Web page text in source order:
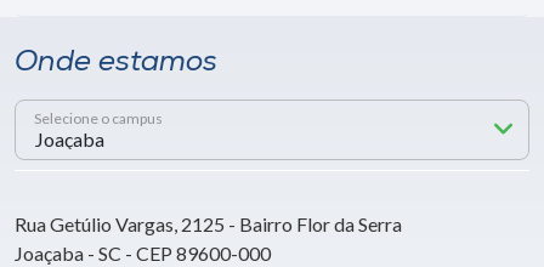
Onde estamos
Selecione o campus
Rua Getúlio Vargas, 2125 - Bairro Flor da Serra
Joaçaba - SC - CEP 89600-000